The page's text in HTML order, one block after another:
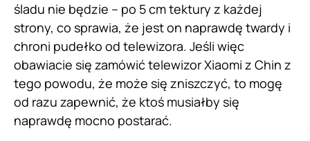
śladu nie będzie – po 5 cm tektury z każdej
strony, co sprawia, że jest on naprawdę twardy i
chroni pudełko od telewizora. Jeśli więc
obawiacie się zamówić telewizor Xiaomi z Chin z
tego powodu, że może się zniszczyć, to mogę
od razu zapewnić, że ktoś musiałby się
naprawdę mocno postarać.